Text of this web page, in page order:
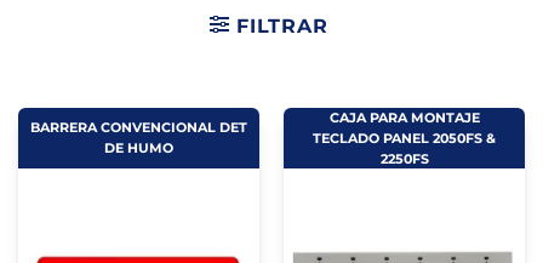
FILTRAR
BARRERA CONVENCIONAL DET
DE HUMO
CAJA PARA MONTAJE
TECLADO PANEL 2050FS &
2250FS